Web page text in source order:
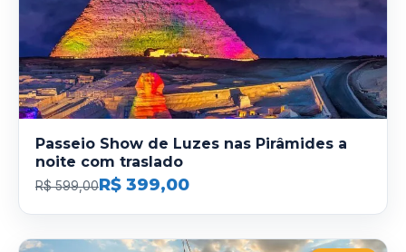
Passeio Show de Luzes nas Pirâmides a
noite com traslado
R$ 599,00R$ 399,00